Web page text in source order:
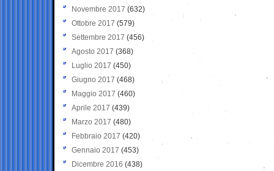
Novembre 2017 (632)
Ottobre 2017 (579)
Settembre 2017 (456)
Agosto 2017 (368)
Luglio 2017 (450)
Giugno 2017 (468)
Maggio 2017 (460)
Aprile 2017 (439)
Marzo 2017 (480)
Febbraio 2017 (420)
Gennaio 2017 (453)
Dicembre 2016 (438)